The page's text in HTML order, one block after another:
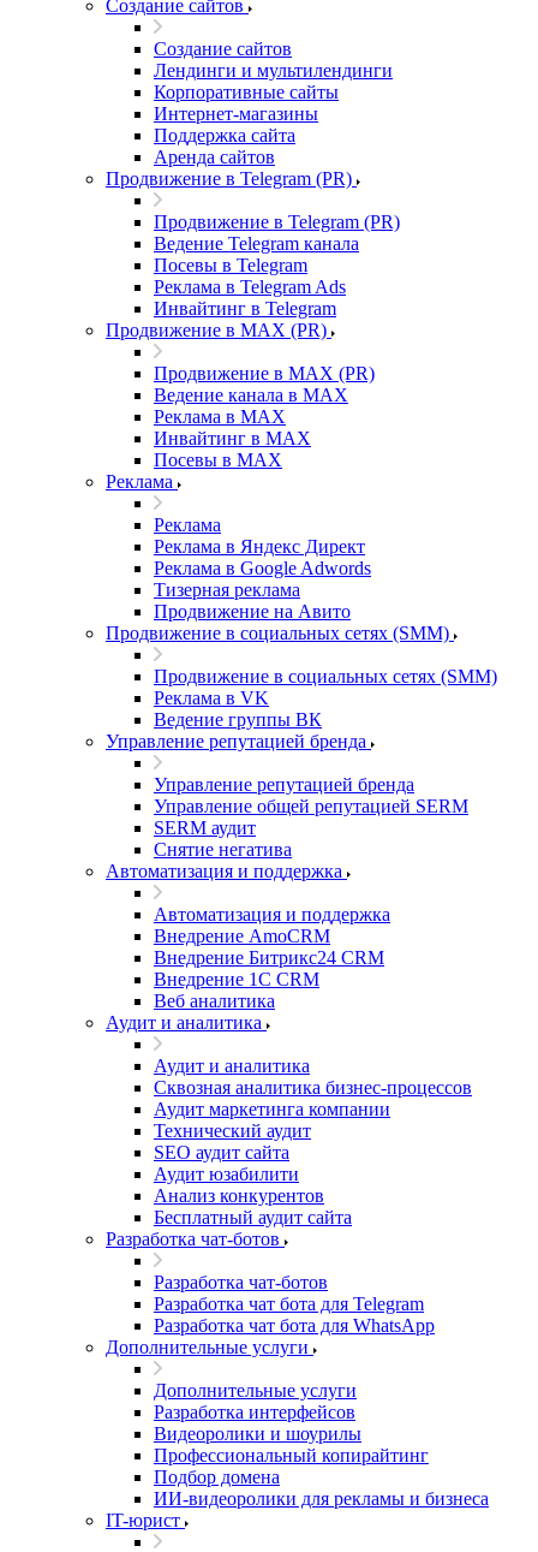
Создание сайтов
Создание сайтов
Лендинги и мультилендинги
Корпоративные сайты
Интернет-магазины
Поддержка сайта
Аренда сайтов
Продвижение в Telegram (PR)
Продвижение в Telegram (PR)
Ведение Telegram канала
Посевы в Telegram
Реклама в Telegram Ads
Инвайтинг в Telegram
Продвижение в MAX (PR)
Продвижение в MAX (PR)
Ведение канала в MAX
Реклама в MAX
Инвайтинг в MAX
Посевы в MAX
Реклама
Реклама
Реклама в Яндекс Директ
Реклама в Google Adwords
Тизерная реклама
Продвижение на Авито
Продвижение в социальных сетях (SMM)
Продвижение в социальных сетях (SMM)
Реклама в VK
Ведение группы ВК
Управление репутацией бренда
Управление репутацией бренда
Управление общей репутацией SERM
SERM аудит
Снятие негатива
Автоматизация и поддержка
Автоматизация и поддержка
Внедрение AmoCRM
Внедрение Битрикс24 CRM
Внедрение 1C CRM
Веб аналитика
Аудит и аналитика
Аудит и аналитика
Сквозная аналитика бизнес-процессов
Аудит маркетинга компании
Технический аудит
SEO аудит сайта
Аудит юзабилити
Анализ конкурентов
Бесплатный аудит сайта
Разработка чат-ботов
Разработка чат-ботов
Разработка чат бота для Telegram
Разработка чат бота для WhatsApp
Дополнительные услуги
Дополнительные услуги
Разработка интерфейсов
Видеоролики и шоурилы
Профессиональный копирайтинг
Подбор домена
ИИ-видеоролики для рекламы и бизнеса
IT-юрист